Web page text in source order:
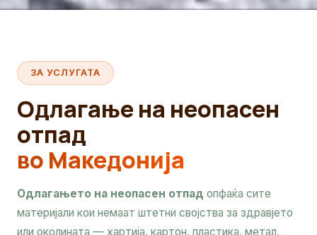
ЗА УСЛУГАТА
Одлагање на неопасен
отпад
во Македонија
Одлагањето на неопасен отпад опфаќа сите
материјали кои немаат штетни својства за здравјето
или околината — хартија, картон, пластика, метал,